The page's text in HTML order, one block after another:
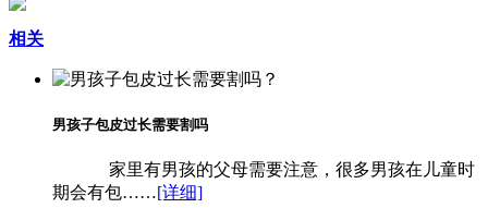
相关
男孩子包皮过长需要割吗
家里有男孩的父母需要注意，很多男孩在儿童时
期会有包……[详细]